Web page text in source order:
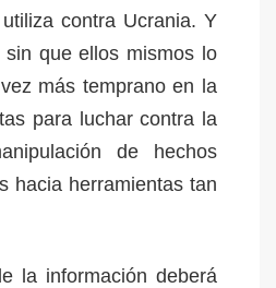
contra Ucrania. Y
que ellos mismos lo
más temprano en la
para luchar contra la
de hechos
hacia herramientas tan
la información deberá